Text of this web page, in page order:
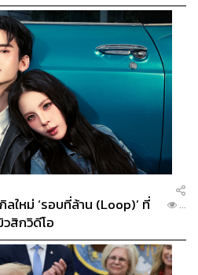
ลใหม่ ‘รอบที่ล้าน (Loop)’ ที่
วสิกวิดีโอ
...